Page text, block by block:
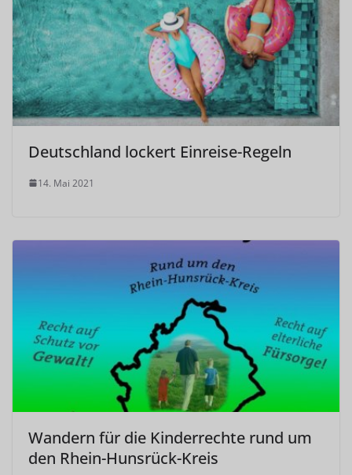
Deutschland lockert Einreise-Regeln
14. Mai 2021
Wandern für die Kinderrechte rund um
den Rhein-Hunsrück-Kreis